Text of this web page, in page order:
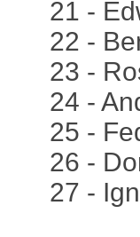
21 -
22 -
23 -
24 -
25 -
26 -
27 -